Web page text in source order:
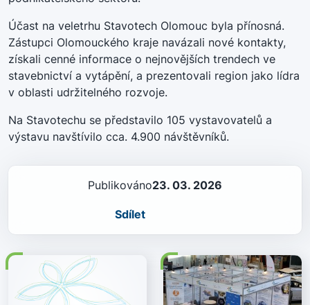
Účast na veletrhu Stavotech Olomouc byla přínosná.
Zástupci Olomouckého kraje navázali nové kontakty,
získali cenné informace o nejnovějších trendech ve
stavebnictví a vytápění, a prezentovali region jako lídra
v oblasti udržitelného rozvoje.
Na Stavotechu se představilo 105 vystavovatelů a
výstavu navštívilo cca. 4.900 návštěvníků.
Publikováno23. 03. 2026
Sdílet